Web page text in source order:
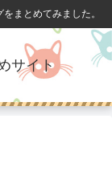
まとめてみました。
サイト